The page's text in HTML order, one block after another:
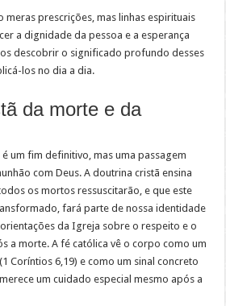
meras prescrições, mas linhas espirituais
a dignidade da pessoa e a esperança
descobrir o significado profundo desses
los no dia a dia.
da morte e da
um fim definitivo, mas uma passagem
com Deus. A doutrina cristã ensina
os mortos ressuscitarão, e que este
fará parte de nossa identidade
orientações da Igreja sobre o respeito e o
a morte. A fé católica vê o corpo como um
Coríntios 6,19) e como um sinal concreto
um cuidado especial mesmo após a